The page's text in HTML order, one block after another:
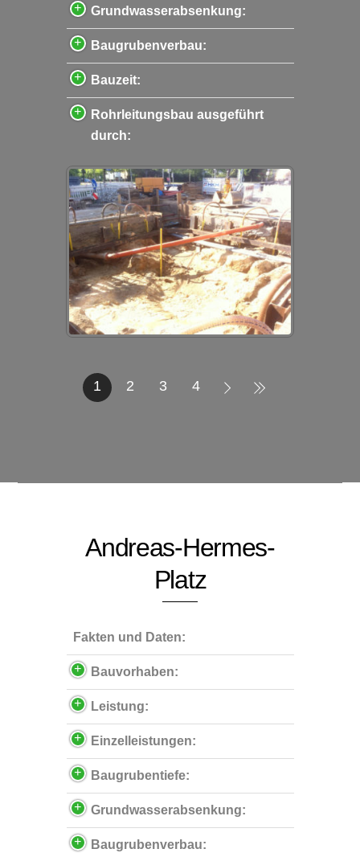
Grundwasserabsenkung:
Baugrubenverbau:
Bauzeit:
Rohrleitungsbau ausgeführt
durch:
1 2 3 4
Andreas-Hermes-
Platz
Fakten und Daten:
Bauvorhaben:
Leistung:
Einzelleistungen:
Baugrubentiefe:
Grundwasserabsenkung:
Baugrubenverbau: